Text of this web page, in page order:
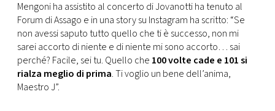
MONACO
RMC
CONSIGLIA
Mengoni ha assistito al concerto di Jovanotti ha tenuto al
Forum di Assago e in una story su Instagram ha scritto: “Se
non avessi saputo tutto quello che ti è successo, non mi
sarei accorto di niente e di niente mi sono accorto… sai
perché? Facile, sei tu. Quello che 100 volte cade e 101 si
rialza meglio di prima. Ti voglio un bene dell’anima,
Maestro J”.